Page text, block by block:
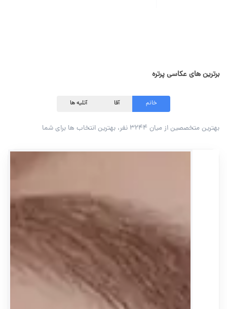
برترین های عکاسی پرتره
آتلیه ها آقا خانم
بهترین متخصصین از میان ۳۲۴۴ نفر، بهترین انتخاب ها برای شما